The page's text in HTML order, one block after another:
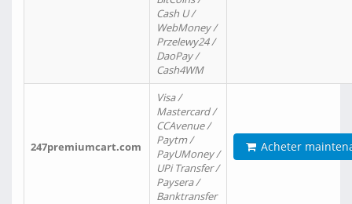
Cash U /
WebMoney /
Przelewy24 /
DaoPay /
Cash4WM
247premiumcart.com
Visa /
Mastercard /
CCAvenue /
Paytm /
PayUMoney /
UPi Transfer /
Paysera /
Banktransfer
Acheter